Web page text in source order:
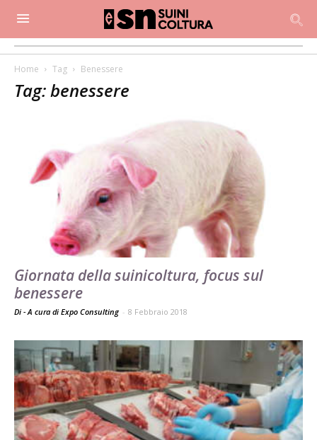
Home Tag Benessere
Tag: benessere
Giornata della suinicoltura, focus sul
benessere
Di - A cura di Expo Consulting - 8 Febbraio 2018